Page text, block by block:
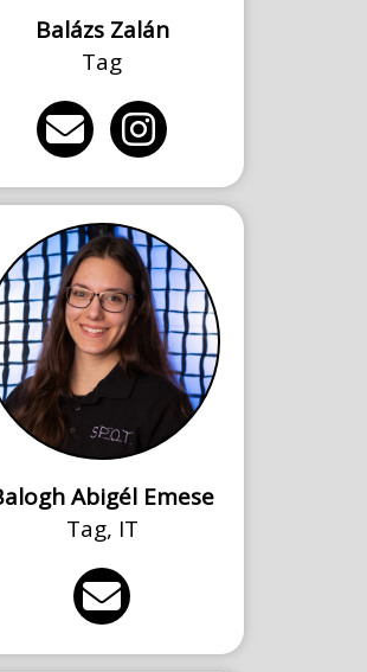
Balázs Zalán
Tag
Abigél Emese
Tag, IT